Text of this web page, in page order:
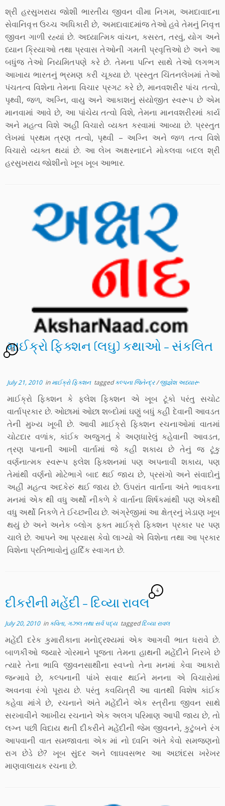
શ્રી હરસુખરાય જોશી ભારતીય જીવન વીમા નિગમ, અમદાવાદના
સેવાનિવૃત્ત ઉચ્ચ અધિકારી છે, અમદાવાદમાંજ તેઓ હવે તેમનું નિવૃત્ત
જીવન ગાળી રહ્યાં છે. અધ્યાત્મિક વાંચન, કસરત, તરવું, યોગ અને
ધ્યાન ક્રિયાઓ તથા પ્રવાસ તેઓની ગમતી પ્રવૃત્તિઓ છે અને આ
બધુંજ તેઓ નિયમિતપણે કરે છે. તેમના પત્નિ સાથે તેઓ લગભગ
આખાય ભારતનું ભ્રમણ કરી ચૂક્યા છે. પ્રસ્તુત ચિંતનલેખમાં તેઓ
પંચતત્વ વિશેના તેમના વિચાર પ્રગટ કરે છે, માનવશરીર પાંચ તત્વો,
પૃથ્વી, જળ, અગ્નિ, વાયુ અને આકાશનું સંયોજીત સ્વરૂપ છે એમ
માનવામાં આવે છે, આ પાંચેય તત્વો વિશે, તેમના માનવશરીરમાં કાર્ય
અને મહત્વ વિશે અહીં વિચારો વ્યક્ત કરવામાં આવ્યા છે. પ્રસ્તુત
લેખમાં પ્રથમ ત્રણ તત્વો, પૃથ્વી – અગ્નિ અને જળ તત્વ વિશે
વિચારો વ્યક્ત થયાં છે. આ લેખ અક્ષરનાદને મોકલવા બદલ શ્રી
હરસુખરાય જોશીનો ખૂબ ખૂબ આભાર.
માઈક્રો ફિક્શન (લઘુ) કથાઓ – સંકલિત
10
July 21, 2010inમાઈક્રો ફિક્શન taggedકલ્પના જિતેન્દ્ર/જીજ્ઞેશ અધ્યારૂ
માઈક્રો ફિક્શન કે ફ્લેશ ફિક્શન એ ખૂબ ટૂંકો પરંતુ સચોટ
વાર્તાપ્રકાર છે. ઓછામાં ઓછા શબ્દોમાં ઘણું બધું કહી દેવાની આવડત
તેની મુખ્ય ખૂબી છે. આવી માઈક્રો ફિક્શન રચનાઓમાં વાતમાં
ચોટદાર વળાંક, કાંઈક અજુગતું કે અણધારેલું કહેવાની આવડત,
ત્રણ પાનાની આખી વાર્તામાં જે કહી શકાય છે તેનું જ ટૂંકુ
વર્ણનાત્મક સ્વરૂપ ફ્લેશ ફિક્શનમાં પણ અપનાવી શકાય, પણ
તેમાંથી વર્ણનો મોટેભાગે બાદ થઈ જાય છે, પ્રસંગો અને સંવાદોનું
અહીં મહત્વ અદકેરું થઈ જાય છે. ઉપરાંત વાર્તાના અંતે ભાવકના
મનમાં એક થી વધુ અર્થો નીકળે કે વાર્તાના શિર્ષકમાંથી પણ એકથી
વધુ અર્થો નિકળે તે ઈચ્છનીય છે. અંગ્રેજીમાં આ ક્ષેત્રનું ખેડાણ ખૂબ
થયું છે અને અનેક બ્લોગ ફક્ત માઈક્રો ફિક્શન પ્રકાર પર પણ
ચાલે છે. આપને આ પ્રયાસ કેવો લાગ્યો એ વિશેના તથા આ પ્રકાર
વિશેના પ્રતિભાવોનું હાર્દિક સ્વાગત છે.
દીકરીની મહેંદી – દિવ્યા રાવલ
4
July 20, 2010inકવિતા, ગઝલ તથા સર્વ પદ્ય taggedદિવ્યા રાવલ
મહેંદી દરેક કુમારીકાના મનોદ્રશ્યમાં એક આગવી ભાત ધરાવે છે.
બાળકીઓ જ્યારે ગોરમાને પૂજતા તેમના હાથની મહેંદીને નિરખે છે
ત્યારે તેના ભાવિ જીવનસાથીના સ્વપ્નો તેના મનમાં કેવા આકારો
જન્માવે છે, કલ્પનાની પાંખે સવાર થઈને મનના એ વિચારોમાં
અવનવા રંગો પૂરાય છે. પરંતુ કવયિત્રી આ વાતથી વિશેષ કાંઈક
કહેવા માંગે છે, રચનાને અંતે મહેંદીને એક સ્ત્રીના જીવન સાથે
સરખાવીને આખીય રચનાને એક અલગ પરિમાણ આપી જાય છે, તો
લગ્ન પછી વિદાય થતી દીકરીને મહેંદીની જેમ જીવનને, કુટુંબને રંગ
આપવાની વાત સમજાવતા એક માં નો ધ્વનિ અંતે કેવો સમજણનો
રાગ છેડે છે? ખૂબ સુંદર અને લાઘવસભર આ અછાંદસ ખરેખર
માણવાલાયક રચના છે.